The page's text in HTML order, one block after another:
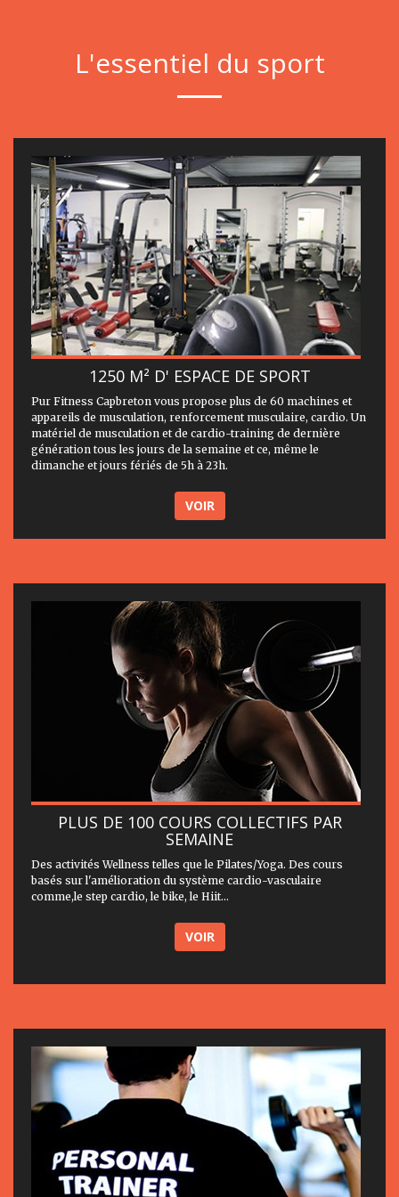
L'essentiel du sport
1250 M² D' ESPACE DE SPORT
Pur Fitness Capbreton vous propose plus de 60 machines et
appareils de musculation, renforcement musculaire, cardio. Un
matériel de musculation et de cardio-training de dernière
génération tous les jours de la semaine et ce, même le
dimanche et jours fériés de 5h à 23h.
VOIR
PLUS DE 100 COURS COLLECTIFS PAR
SEMAINE
Des activités Wellness telles que le Pilates/Yoga. Des cours
basés sur l'amélioration du système cardio-vasculaire
comme,le step cardio, le bike, le Hiit...
VOIR